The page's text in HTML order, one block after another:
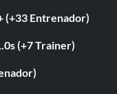
(+33 Entrenador)
(+7 Trainer)